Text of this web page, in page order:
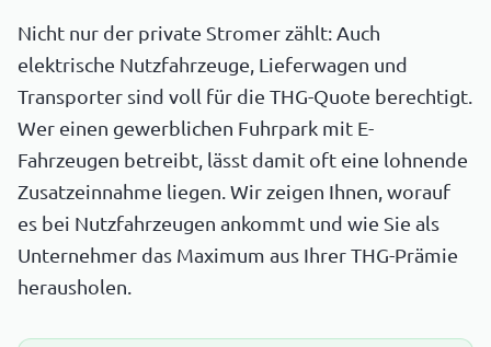
Nicht nur der private Stromer zählt: Auch
elektrische Nutzfahrzeuge, Lieferwagen und
Transporter sind voll für die THG-Quote berechtigt.
Wer einen gewerblichen Fuhrpark mit E-
Fahrzeugen betreibt, lässt damit oft eine lohnende
Zusatzeinnahme liegen. Wir zeigen Ihnen, worauf
es bei Nutzfahrzeugen ankommt und wie Sie als
Unternehmer das Maximum aus Ihrer THG-Prämie
herausholen.